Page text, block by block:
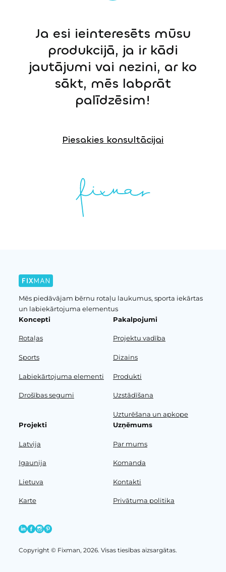
Ja esi ieinteresēts mūsu
produkcijā, ja ir kādi
jautājumi vai nezini, ar ko
sākt, mēs labprāt
palīdzēsim!
Piesakies konsultācijai
Mēs piedāvājam bērnu rotaļu laukumus, sporta iekārtas
un labiekārtojuma elementus
Koncepti
Rotaļas
Sports
Labiekārtojuma elementi
Drošības segumi
Pakalpojumi
Projektu vadība
Dizains
Produkti
Uzstādīšana
Uzturēšana un apkope
Projekti
Latvija
Igaunija
Lietuva
Karte
Uzņēmums
Par mums
Komanda
Kontakti
Privātuma politika
Copyright © Fixman, 2026. Visas tiesības aizsargātas.